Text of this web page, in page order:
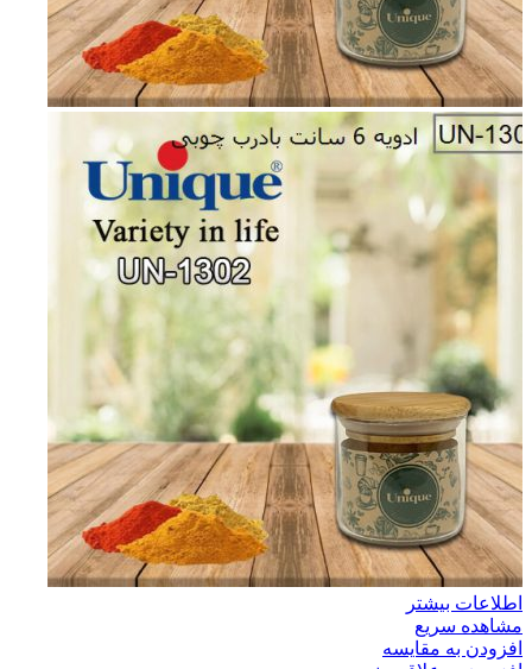
اطلاعات بیشتر
مشاهده سریع
افزودن به مقایسه